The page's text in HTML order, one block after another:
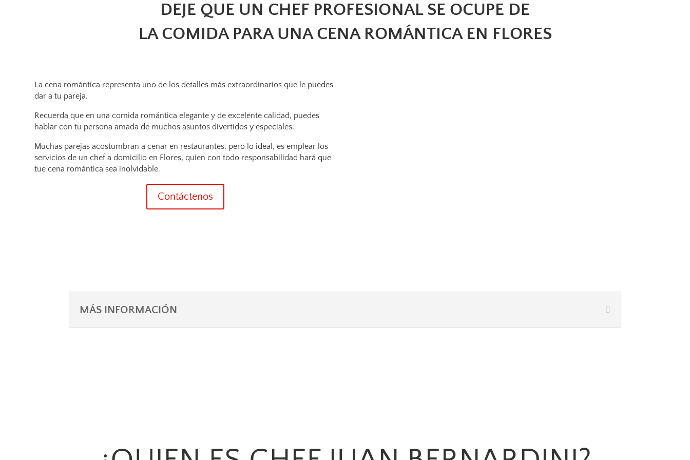
DEJE QUE UN CHEF PROFESIONAL SE OCUPE DE
LA COMIDA PARA UNA CENA ROMÁNTICA EN FLORES
La cena romántica representa uno de los detalles más extraordinarios que le puedes
dar a tu pareja.
Recuerda que en una comida romántica elegante y de excelente calidad, puedes
hablar con tu persona amada de muchos asuntos divertidos y especiales.
Muchas parejas acostumbran a cenar en restaurantes, pero lo ideal, es emplear los
servicios de un chef a domicilio en Flores, quien con todo responsabilidad hará que
tue cena romántica sea inolvidable.
Contáctenos
MÁS INFORMACIÓN